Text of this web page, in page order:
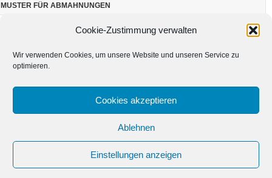
Cookie-Zustimmung verwalten
Wir verwenden Cookies, um unsere Website und unseren Service zu
optimieren.
Cookies akzeptieren
Ablehnen
Einstellungen anzeigen
MUSTER FÜR ABMAHNUNGEN
Abmahnung im Arbeitsrecht
MUSTER VORLAGE COPYRIGHT 2026